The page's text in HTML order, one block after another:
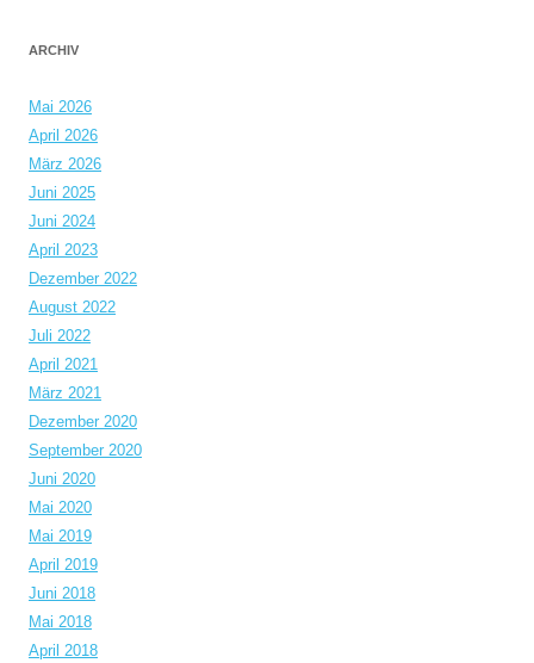
ARCHIV
Mai 2026
April 2026
März 2026
Juni 2025
Juni 2024
April 2023
Dezember 2022
August 2022
Juli 2022
April 2021
März 2021
Dezember 2020
September 2020
Juni 2020
Mai 2020
Mai 2019
April 2019
Juni 2018
Mai 2018
April 2018